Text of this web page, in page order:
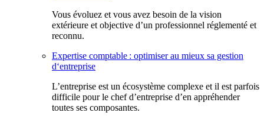
Vous évoluez et vous avez besoin de la vision
extérieure et objective d’un professionnel réglementé et
reconnu.
Expertise comptable : optimiser au mieux sa gestion
d‘entreprise
L’entreprise est un écosystème complexe et il est parfois
difficile pour le chef d’entreprise d’en appréhender
toutes ses composantes.